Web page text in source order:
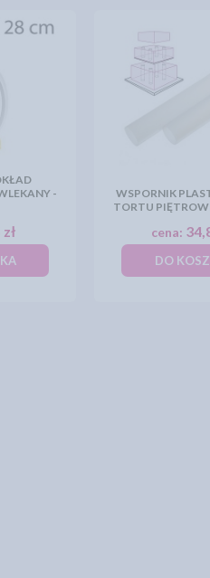
-
WSPORNIK
TORTU
cena:
DO